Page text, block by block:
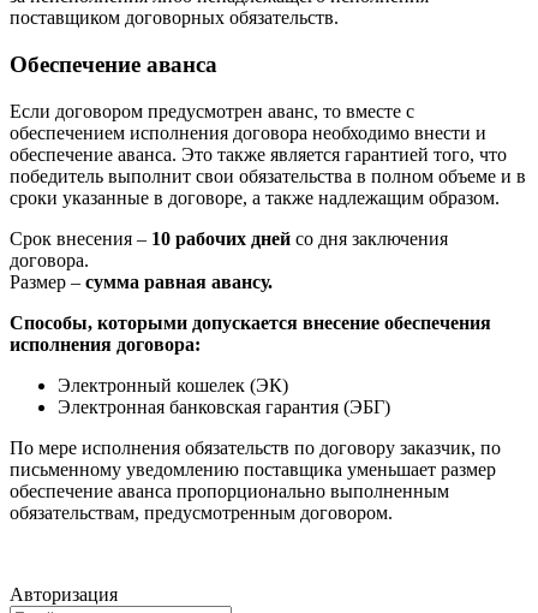
поставщиком договорных обязательств.
Обеспечение аванса
Если договором предусмотрен аванс, то вместе с
обеспечением исполнения договора необходимо внести и
обеспечение аванса. Это также является гарантией того, что
победитель выполнит свои обязательства в полном объеме и в
сроки указанные в договоре, а также надлежащим образом.
Срок внесения – 10 рабочих дней со дня заключения
договора.
Размер – сумма равная авансу.
Способы, которыми допускается внесение обеспечения
исполнения договора:
Электронный кошелек (ЭК)
Электронная банковская гарантия (ЭБГ)
По мере исполнения обязательств по договору заказчик, по
письменному уведомлению поставщика уменьшает размер
обеспечение аванса пропорционально выполненным
обязательствам, предусмотренным договором.
Авторизация